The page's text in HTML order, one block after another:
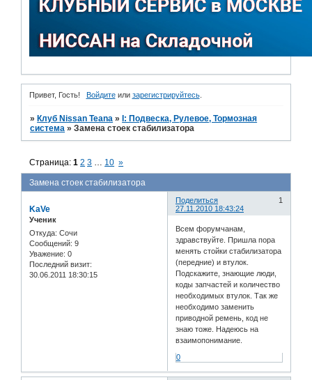
Привет, Гость! Войдитеили зарегистрируйтесь.
» Клуб Nissan Teana » I: Подвеска, Рулевое, Тормозная
система »Замена стоек стабилизатора
Замена стоек стабилизатора
Страница:1 2 3 10 »
Поделиться
1
27.11.2010 18:43:24
KaVe
Ученик
Откуда: Сочи
Сообщений: 9
Уважение: 0
Последний визит:
30.06.2011 18:30:15
Всем форумчанам,
здравствуйте. Пришла пора
менять стойки стабилизатора
(передние) и втулок.
Подскажите, знающие люди,
коды запчастей и количество
необходимых втулок. Так же
необходимо заменить
приводной ремень, код не
знаю тоже. Надеюсь на
взаимопонимание.
0